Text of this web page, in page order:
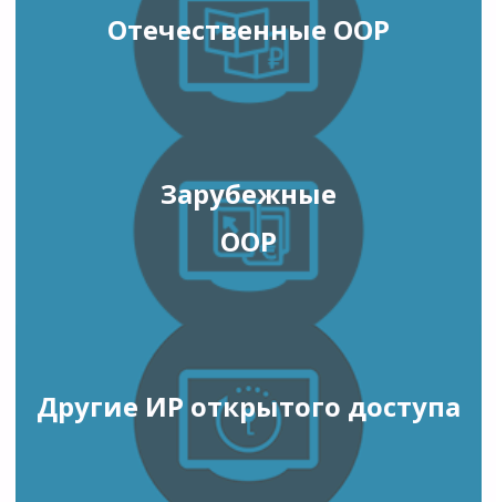
Отечественные ООР
Зарубежные
ООР
Другие ИР открытого доступа